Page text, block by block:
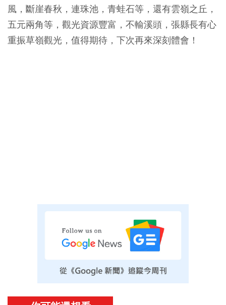
風，斷崖春秋，連珠池，青蛙石等，還有雲嶺之丘，
五元兩角等，觀光資源豐富，不輸溪頭，張縣長有心
重振草嶺觀光，值得期待，下次再來深刻體會！